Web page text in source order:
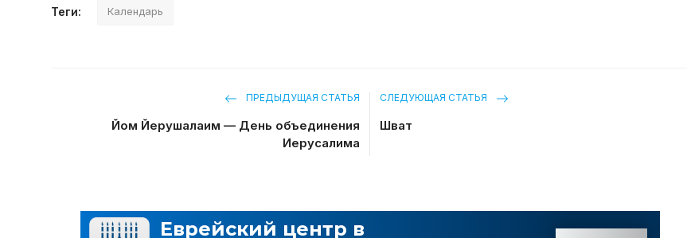
Теги: Календарь
ПРЕДЫДУЩАЯ СТАТЬЯ
Йом Йерушалаим — День объединения
Иерусалима
СЛЕДУЮЩАЯ СТАТЬЯ
Шват